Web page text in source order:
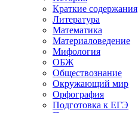
Краткие содержания
Литература
Математика
Материаловедение
Мифология
ОБЖ
Обществознание
Окружающий мир
Орфография
Подготовка к ЕГЭ